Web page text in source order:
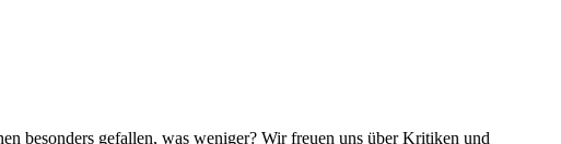
besonders gefallen, was weniger? Wir freuen uns über Kritiken und